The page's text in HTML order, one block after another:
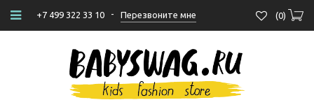
+7 499 322 33 10 - Перезвоните мне (0)